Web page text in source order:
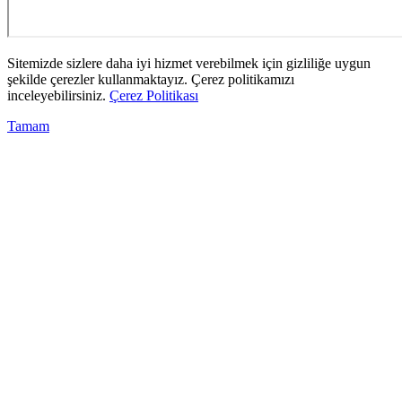
Sitemizde sizlere daha iyi hizmet verebilmek için gizliliğe uygun
şekilde çerezler kullanmaktayız. Çerez politikamızı
inceleyebilirsiniz. Çerez Politikası
Tamam